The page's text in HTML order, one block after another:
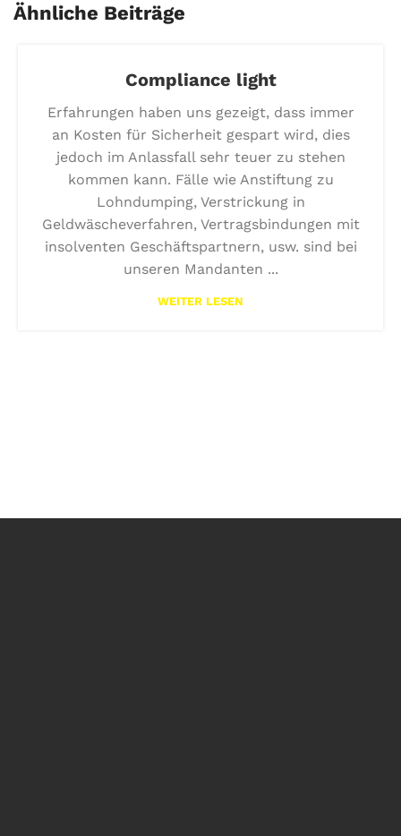
Ähnliche Beiträge
Compliance light
Erfahrungen haben uns gezeigt, dass immer
an Kosten für Sicherheit gespart wird, dies
jedoch im Anlassfall sehr teuer zu stehen
kommen kann. Fälle wie Anstiftung zu
Lohndumping, Verstrickung in
Geldwäscheverfahren, Vertragsbindungen mit
insolventen Geschäftspartnern, usw. sind bei
unseren Mandanten ...
WEITER LESEN